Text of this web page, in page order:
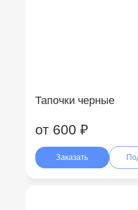
Тапочки черные
от 600 ₽
Заказать